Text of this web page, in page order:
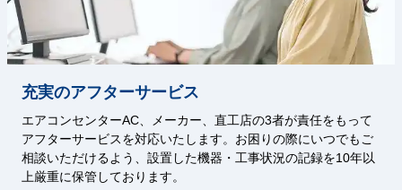
充実のアフターサービス
エアコンセンターAC、メーカー、直工店の3者が責任をもって
アフターサービスを対応いたします。お困りの際にいつでもご
相談いただけるよう、設置した機器・工事状況の記録を10年以
上厳重に保管しております。